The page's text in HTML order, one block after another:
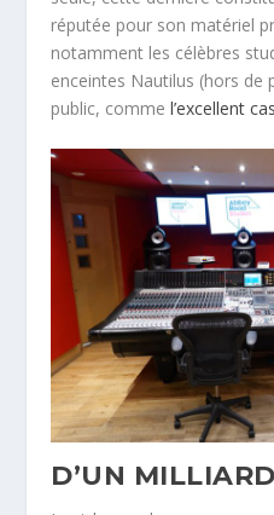
réputée pour son matériel
notamment les célèbres
enceintes Nautilus (hors de
public, commel’excellent
D’UN